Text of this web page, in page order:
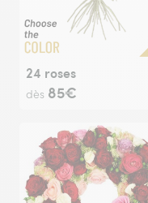
24 roses
dès 85€